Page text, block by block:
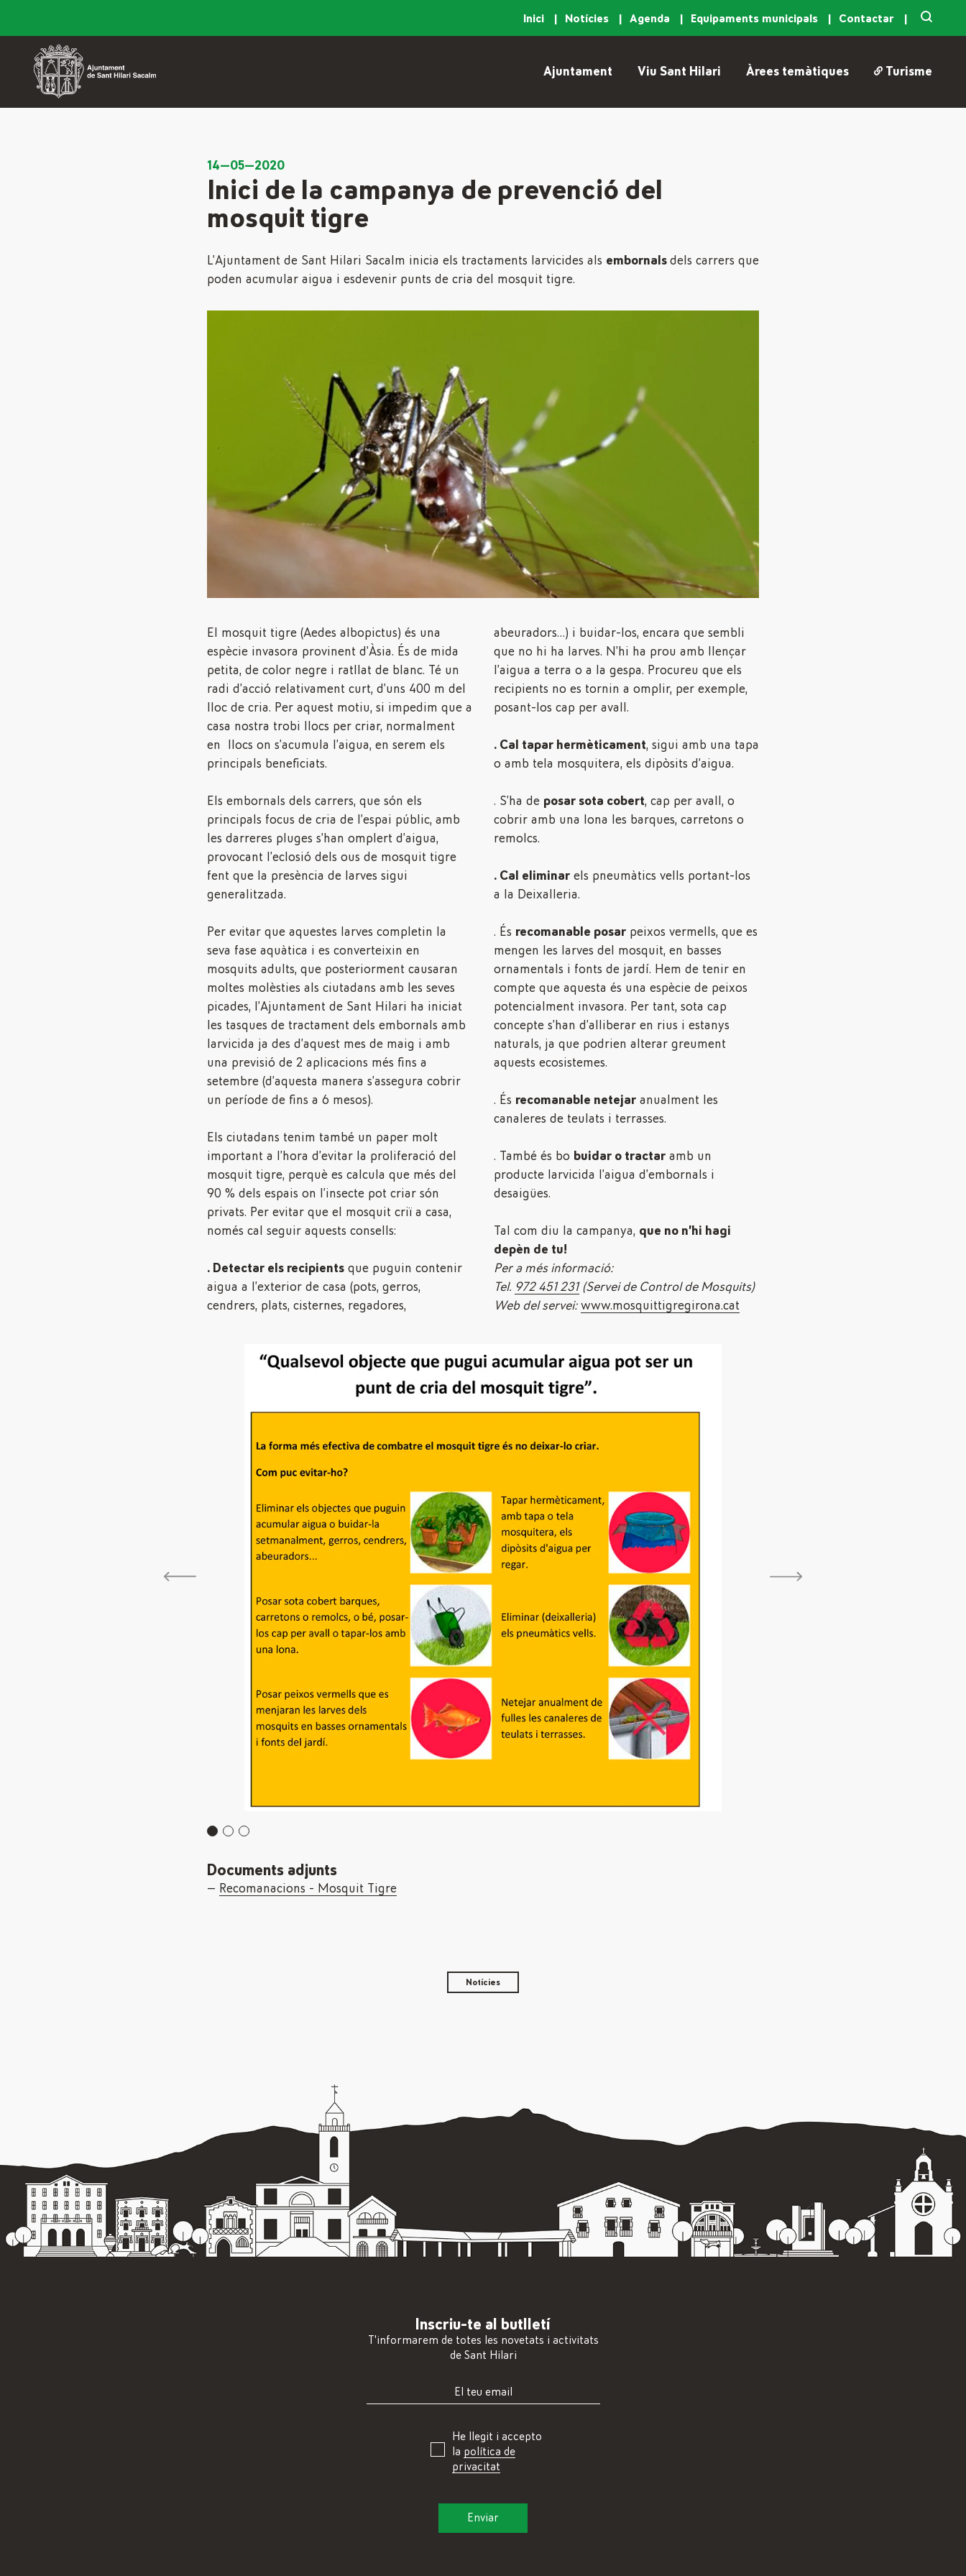
Inici Notícies Agenda Equipaments municipals Contactar
Ajuntament Viu Sant Hilari Àrees temàtiques Turisme
14—05—2020
Inici de la campanya de prevenció del
mosquit tigre
L’Ajuntament de Sant Hilari Sacalm inicia els tractaments larvicides als embornals dels carrers que
poden acumular aigua i esdevenir punts de cria del mosquit tigre.
El mosquit tigre (Aedes albopictus) és una
espècie invasora provinent d’Àsia. És de mida
petita, de color negre i ratllat de blanc. Té un
radi d’acció relativament curt, d’uns 400 m del
lloc de cria. Per aquest motiu, si impedim que a
casa nostra trobi llocs per criar, normalment
en llocs on s’acumula l’aigua, en serem els
principals beneficiats.
Els embornals dels carrers, que són els
principals focus de cria de l’espai públic, amb
les darreres pluges s’han omplert d’aigua,
provocant l’eclosió dels ous de mosquit tigre
fent que la presència de larves sigui
generalitzada.
Per evitar que aquestes larves completin la
seva fase aquàtica i es converteixin en
mosquits adults, que posteriorment causaran
moltes molèsties als ciutadans amb les seves
picades, l’Ajuntament de Sant Hilari ha iniciat
les tasques de tractament dels embornals amb
larvicida ja des d’aquest mes de maig i amb
una previsió de 2 aplicacions més fins a
setembre (d’aquesta manera s’assegura cobrir
un període de fins a 6 mesos).
Els ciutadans tenim també un paper molt
important a l’hora d’evitar la proliferació del
mosquit tigre, perquè es calcula que més del
90 % dels espais on l’insecte pot criar són
privats. Per evitar que el mosquit criï a casa,
només cal seguir aquests consells:
. Detectar els recipients que puguin contenir
aigua a l’exterior de casa (pots, gerros,
cendrers, plats, cisternes, regadores,
abeuradors…) i buidar-los, encara que sembli
que no hi ha larves. N’hi ha prou amb llençar
l’aigua a terra o a la gespa. Procureu que els
recipients no es tornin a omplir, per exemple,
posant-los cap per avall.
. Cal tapar hermèticament, sigui amb una tapa
o amb tela mosquitera, els dipòsits d’aigua.
. S’ha de posar sota cobert, cap per avall, o
cobrir amb una lona les barques, carretons o
remolcs.
. Cal eliminar els pneumàtics vells portant-los
a la Deixalleria.
. És recomanable posar peixos vermells, que es
mengen les larves del mosquit, en basses
ornamentals i fonts de jardí. Hem de tenir en
compte que aquesta és una espècie de peixos
potencialment invasora. Per tant, sota cap
concepte s’han d’alliberar en rius i estanys
naturals, ja que podrien alterar greument
aquests ecosistemes.
. És recomanable netejar anualment les
canaleres de teulats i terrasses.
. També és bo buidar o tractar amb un
producte larvicida l’aigua d’embornals i
desaigües.
Tal com diu la campanya, que no n’hi hagi
depèn de tu!
Per a més informació:
Tel. 972 451 231(Servei de Control de Mosquits)
Web del servei: www.mosquittigregirona.cat
Documents adjunts
Recomanacions - Mosquit Tigre
Notícies
Inscriu-te al butlletí
T'informarem de totes les novetats i activitats
de Sant Hilari
He llegit i accepto
la política de
privacitat